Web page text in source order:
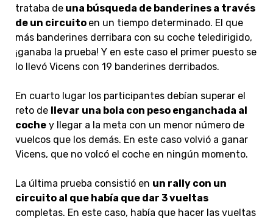
trataba de una búsqueda de banderines a través
de un circuito en un tiempo determinado. El que
más banderines derribara con su coche teledirigido,
¡ganaba la prueba! Y en este caso el primer puesto se
lo llevó Vicens con 19 banderines derribados.
En cuarto lugar los participantes debían superar el
reto de llevar una bola con peso enganchada al
coche y llegar a la meta con un menor número de
vuelcos que los demás. En este caso volvió a ganar
Vicens, que no volcó el coche en ningún momento.
La última prueba consistió en un rally con un
circuito al que había que dar 3 vueltas
completas. En este caso, había que hacer las vueltas